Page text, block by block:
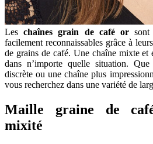
Leschaînes grain de café orsont
facilement reconnaissables grâce à
de grains de café. Une chaîne mixte et
dans n’importe quelle situation.
discrète ou une chaîne plus
vous recherchez dans une variété de
Maille graine de
mixité